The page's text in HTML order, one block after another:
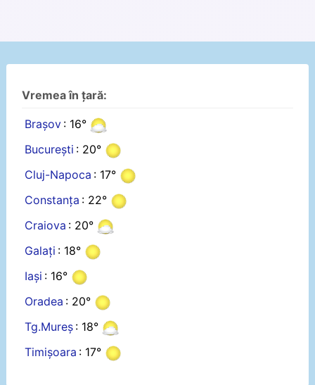
Vremea în țară:
Brașov : 16°
București : 20°
Cluj-Napoca : 17°
Constanța : 22°
Craiova : 20°
Galați : 18°
Iași : 16°
Oradea : 20°
Tg.Mureș : 18°
Timișoara : 17°